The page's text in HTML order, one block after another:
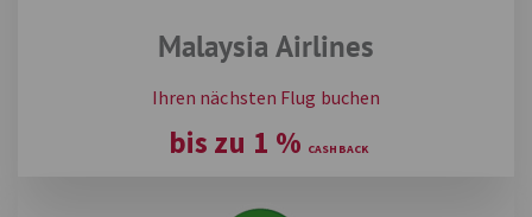
Malaysia Airlines
Ihren nächsten Flug buchen
bis zu 1 %